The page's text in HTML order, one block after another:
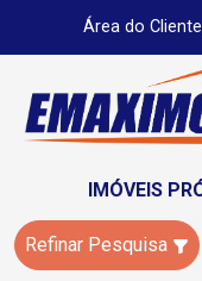
Área do Cliente
IMÓVEIS
Refinar Pesquisa